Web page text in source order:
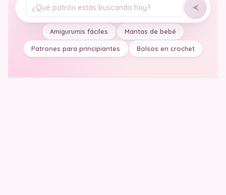
Tu pregunta
Amigurumis fáciles Mantas de bebé
Patrones para principiantes Bolsos en crochet